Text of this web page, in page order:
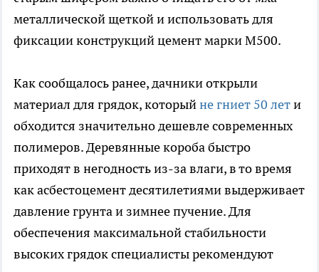
металлической щеткой и использовать для
фиксации конструкций цемент марки М500.
Как сообщалось ранее, дачники открыли
материал для грядок, которыйне гниет 50 лети
обходится значительно дешевле современных
полимеров. Деревянные короба быстро
приходят в негодность из-за влаги, в то время
как асбестоцемент десятилетиями выдерживает
давление грунта и зимнее пучение. Для
обеспечения максимальной стабильности
высоких грядок специалисты рекомендуют